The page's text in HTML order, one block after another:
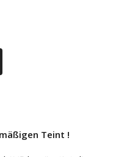
Teint !